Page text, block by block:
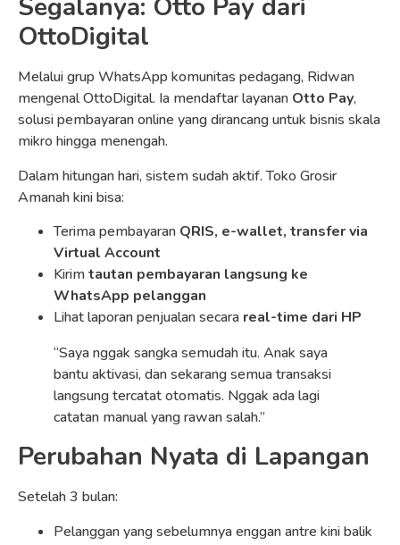
Segalanya: Otto Pay dari
OttoDigital
Melalui grup WhatsApp komunitas pedagang, Ridwan
mengenal OttoDigital. Ia mendaftar layanan Otto Pay,
solusi pembayaran online yang dirancang untuk bisnis skala
mikro hingga menengah.
Dalam hitungan hari, sistem sudah aktif. Toko Grosir
Amanah kini bisa:
Terima pembayaran QRIS, e-wallet, transfer via
Virtual Account
Kirimtautan pembayaran langsung ke
WhatsApp pelanggan
Lihat laporan penjualan secara real-time dari HP
“Saya nggak sangka semudah itu. Anak saya
bantu aktivasi, dan sekarang semua transaksi
langsung tercatat otomatis. Nggak ada lagi
catatan manual yang rawan salah.”
Perubahan Nyata di Lapangan
Setelah 3 bulan:
Pelanggan yang sebelumnya enggan antre kini balik